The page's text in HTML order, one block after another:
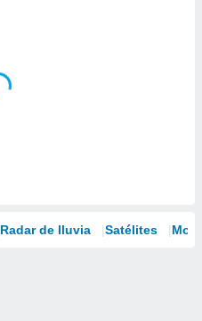
Radar de lluvia Satélites